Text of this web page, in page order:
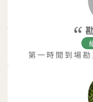
第一時間到場